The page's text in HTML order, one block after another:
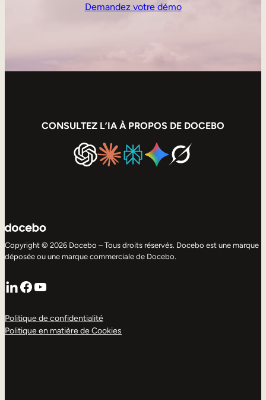
Demandez votre démo
CONSULTEZ L’IA À PROPOS DE DOCEBO
Copyright © 2026 Docebo – Tous droits réservés. Docebo est une marque
déposée ou une marque commerciale de Docebo.
LinkedIn
Facebook
YouTube
Politique de confidentialité
Politique en matière de Cookies